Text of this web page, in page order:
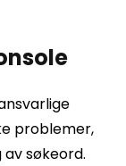
problemer,
søkeord.